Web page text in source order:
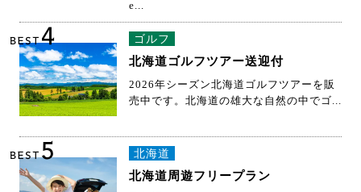
BEST4 ゴルフ
北海道ゴルフツアー送迎付
2026年シーズン北海道ゴルフツアーを販
売中です。北海道の雄大な自然の中でゴ...
BEST5 北海道
北海道周遊フリープラン
飛行機・ホテル・レンタカーの組み合わ